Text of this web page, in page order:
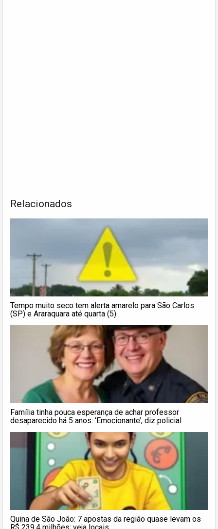
Relacionados
Tempo muito seco tem alerta amarelo para São Carlos
(SP) e Araraquara até quarta (5)
Família tinha pouca esperança de achar professor
desaparecido há 5 anos: ‘Emocionante’, diz policial
Quina de São João: 7 apostas da região quase levam os